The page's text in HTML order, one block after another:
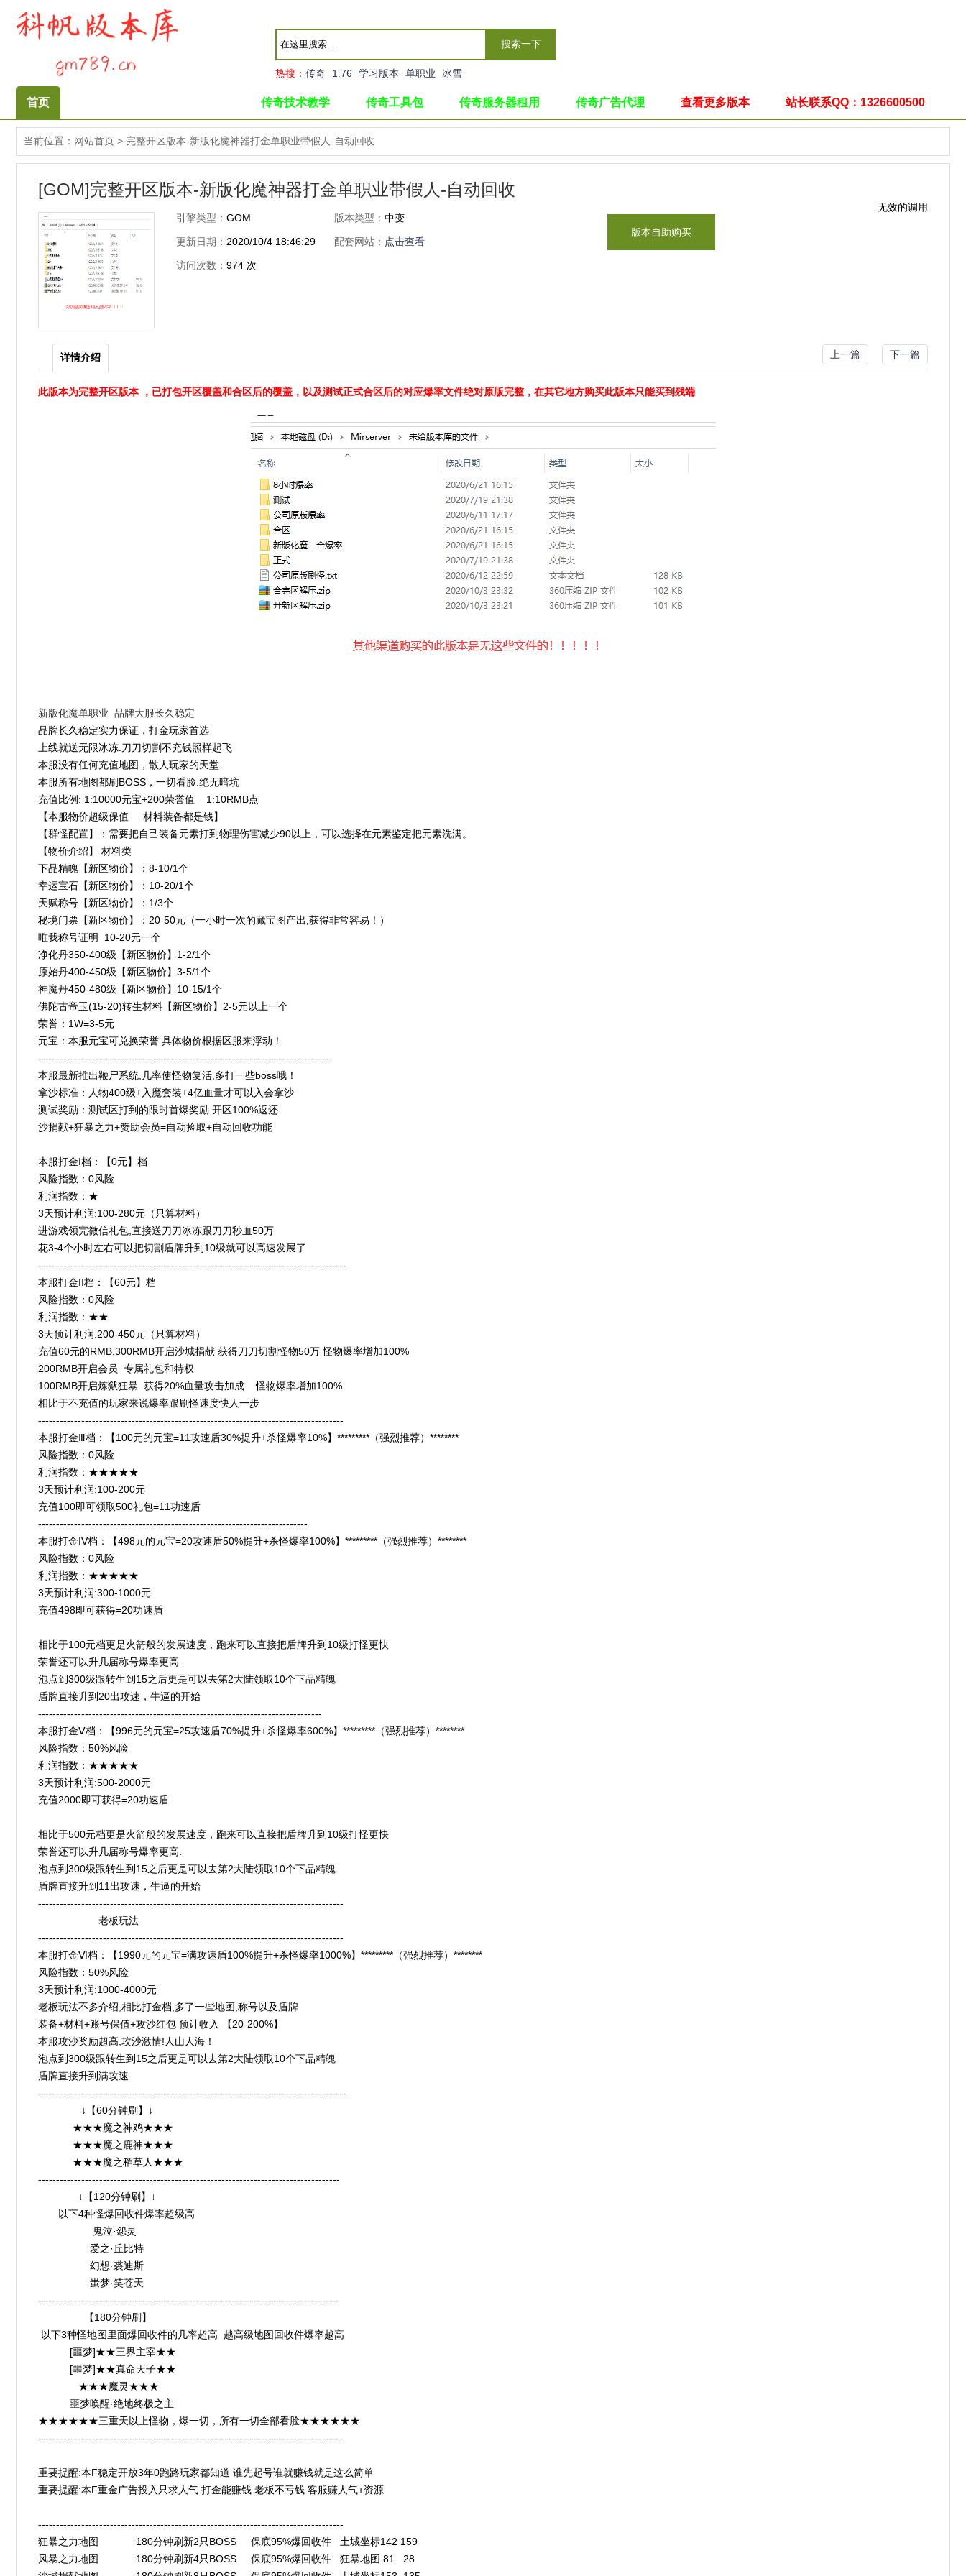
搜索一下
热搜： 传奇 1.76 学习版本 单职业 冰雪
首页 传奇技术教学 传奇工具包 传奇服务器租用 传奇广告代理 查看更多版本 站长联系QQ：1326600500
当前位置： 网站首页 > 完整开区版本-新版化魔神器打金单职业带假人-自动回收
[GOM]完整开区版本-新版化魔神器打金单职业带假人-自动回收
引擎类型： GOM 版本类型： 中变
更新日期： 2020/10/4 18:46:29 配套网站： 点击查看
访问次数： 974 次
无效的调用
版本自助购买
详情介绍 上一篇 下一篇
此版本为完整开区版本 ，已打包开区覆盖和合区后的覆盖，以及测试正式合区后的对应爆率文件绝对原版完整，在其它地方购买此版本只能买到残端
新版化魔单职业 品牌大服长久稳定
品牌长久稳定实力保证，打金玩家首选
上线就送无限冰冻.刀刀切割不充钱照样起飞
本服没有任何充值地图，散人玩家的天堂.
本服所有地图都刷BOSS，一切看脸.绝无暗坑
充值比例: 1:10000元宝+200荣誉值 1:10RMB点
【本服物价超级保值 材料装备都是钱】
【群怪配置】：需要把自己装备元素打到物理伤害减少90以上，可以选择在元素鉴定把元素洗满。
【物价介绍】 材料类
下品精魄【新区物价】：8-10/1个
幸运宝石【新区物价】：10-20/1个
天赋称号【新区物价】：1/3个
秘境门票【新区物价】：20-50元（一小时一次的藏宝图产出,获得非常容易！）
唯我称号证明 10-20元一个
净化丹350-400级【新区物价】1-2/1个
原始丹400-450级【新区物价】3-5/1个
神魔丹450-480级【新区物价】10-15/1个
佛陀古帝玉(15-20)转生材料【新区物价】2-5元以上一个
荣誉：1W=3-5元
元宝：本服元宝可兑换荣誉 具体物价根据区服来浮动！
---------------------------------------------------------------------------------
本服最新推出鞭尸系统,几率使怪物复活,多打一些boss哦！
拿沙标准：人物400级+入魔套装+4亿血量才可以入会拿沙
测试奖励：测试区打到的限时首爆奖励 开区100%返还
沙捐献+狂暴之力+赞助会员=自动捡取+自动回收功能
本服打金I档：【0元】档
风险指数：0风险
利润指数：★
3天预计利润:100-280元（只算材料）
进游戏领完微信礼包,直接送刀刀冰冻跟刀刀秒血50万
花3-4个小时左右可以把切割盾牌升到10级就可以高速发展了
--------------------------------------------------------------------------------------
本服打金II档：【60元】档
风险指数：0风险
利润指数：★★
3天预计利润:200-450元（只算材料）
充值60元的RMB,300RMB开启沙城捐献 获得刀刀切割怪物50万 怪物爆率增加100%
200RMB开启会员 专属礼包和特权
100RMB开启炼狱狂暴 获得20%血量攻击加成 怪物爆率增加100%
相比于不充值的玩家来说爆率跟刷怪速度快人一步
-------------------------------------------------------------------------------------
本服打金Ⅲ档：【100元的元宝=11攻速盾30%提升+杀怪爆率10%】*********（强烈推荐）********
风险指数：0风险
利润指数：★★★★★
3天预计利润:100-200元
充值100即可领取500礼包=11功速盾
---------------------------------------------------------------------------
本服打金IV档：【498元的元宝=20攻速盾50%提升+杀怪爆率100%】*********（强烈推荐）********
风险指数：0风险
利润指数：★★★★★
3天预计利润:300-1000元
充值498即可获得=20功速盾
相比于100元档更是火箭般的发展速度，跑来可以直接把盾牌升到10级打怪更快
荣誉还可以升几届称号爆率更高.
泡点到300级跟转生到15之后更是可以去第2大陆领取10个下品精魄
盾牌直接升到20出攻速，牛逼的开始
-------------------------------------------------------------------------------
本服打金Ⅴ档：【996元的元宝=25攻速盾70%提升+杀怪爆率600%】*********（强烈推荐）********
风险指数：50%风险
利润指数：★★★★★
3天预计利润:500-2000元
充值2000即可获得=20功速盾
相比于500元档更是火箭般的发展速度，跑来可以直接把盾牌升到10级打怪更快
荣誉还可以升几届称号爆率更高.
泡点到300级跟转生到15之后更是可以去第2大陆领取10个下品精魄
盾牌直接升到11出攻速，牛逼的开始
-------------------------------------------------------------------------------------
老板玩法
-------------------------------------------------------------------------------------
本服打金Ⅵ档：【1990元的元宝=满攻速盾100%提升+杀怪爆率1000%】*********（强烈推荐）********
风险指数：50%风险
3天预计利润:1000-4000元
老板玩法不多介绍,相比打金档,多了一些地图,称号以及盾牌
装备+材料+账号保值+攻沙红包 预计收入 【20-200%】
本服攻沙奖励超高,攻沙激情!人山人海！
泡点到300级跟转生到15之后更是可以去第2大陆领取10个下品精魄
盾牌直接升到满攻速
--------------------------------------------------------------------------------------
↓【60分钟刷】↓
★★★魔之神鸡★★★
★★★魔之鹿神★★★
★★★魔之稻草人★★★
------------------------------------------------------------------------------------
↓【120分钟刷】↓
以下4种怪爆回收件爆率超级高
鬼泣·怨灵
爱之·丘比特
幻想·裘迪斯
蚩梦·笑苍天
------------------------------------------------------------------------------------
【180分钟刷】
以下3种怪地图里面爆回收件的几率超高 越高级地图回收件爆率越高
[噩梦]★★三界主宰★★
[噩梦]★★真命天子★★
★★★魔灵★★★
噩梦唤醒·绝地终极之主
★★★★★★三重天以上怪物，爆一切，所有一切全部看脸★★★★★★
-------------------------------------------------------------------------------------
重要提醒:本F稳定开放3年0跑路玩家都知道 谁先起号谁就赚钱就是这么简单
重要提醒:本F重金广告投入只求人气 打金能赚钱 老板不亏钱 客服赚人气+资源
-------------------------------------------------------------------------------------
狂暴之力地图 180分钟刷新2只BOSS 保底95%爆回收件 土城坐标142 159
风暴之力地图 180分钟刷新4只BOSS 保底95%爆回收件 狂暴地图 81 28